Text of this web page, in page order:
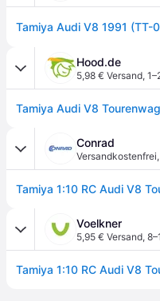
Tamiya Audi V8 1991 (TT-
Hood.de
5,98 € Versand,
Conrad
Versandkostenfrei,
Voelkner
5,95 € Versand,